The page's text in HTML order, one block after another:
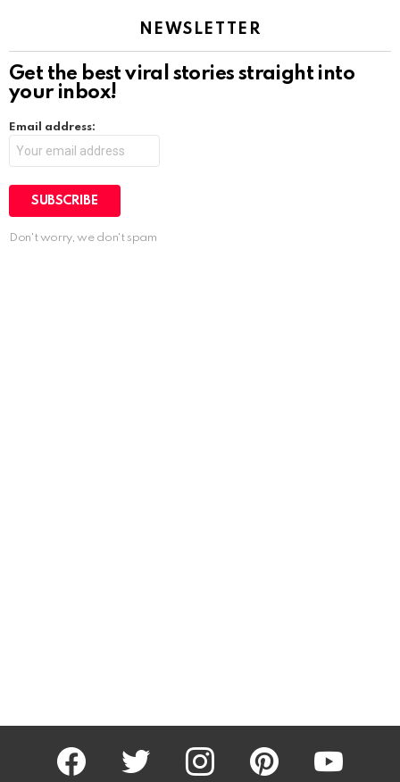
NEWSLETTER
Get the best viral stories straight into
your inbox!
Email address:
Don't worry, we don't spam
facebook twitter instagram pinterest youtube